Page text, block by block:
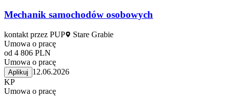
Mechanik samochodów osobowych
kontakt przez PUP
Stare Grabie
Umowa o pracę
od 4 806 PLN
Umowa o pracę
Aplikuj
12.06.2026
KP
Umowa o pracę